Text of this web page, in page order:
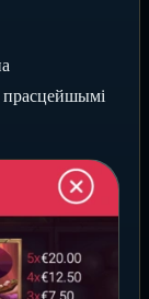
прасцейшымі